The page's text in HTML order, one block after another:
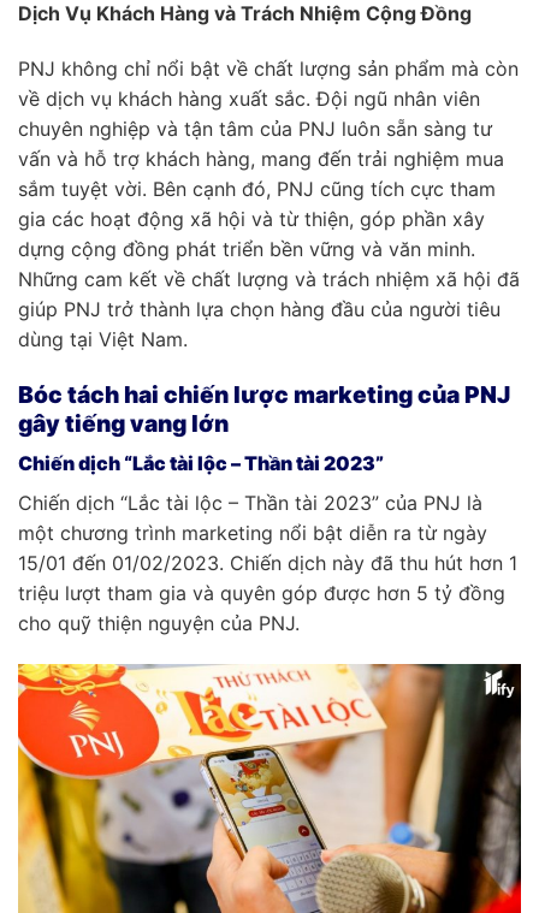
Dịch Vụ Khách Hàng và Trách Nhiệm Cộng Đồng
PNJ không chỉ nổi bật về chất lượng sản phẩm mà còn
về dịch vụ khách hàng xuất sắc. Đội ngũ nhân viên
chuyên nghiệp và tận tâm của PNJ luôn sẵn sàng tư
vấn và hỗ trợ khách hàng, mang đến trải nghiệm mua
sắm tuyệt vời. Bên cạnh đó, PNJ cũng tích cực tham
gia các hoạt động xã hội và từ thiện, góp phần xây
dựng cộng đồng phát triển bền vững và văn minh.
Những cam kết về chất lượng và trách nhiệm xã hội đã
giúp PNJ trở thành lựa chọn hàng đầu của người tiêu
dùng tại Việt Nam.
Bóc tách hai chiến lược marketing của PNJ
gây tiếng vang lớn
Chiến dịch “Lắc tài lộc – Thần tài 2023”
Chiến dịch “Lắc tài lộc – Thần tài 2023” của PNJ là
một chương trình marketing nổi bật diễn ra từ ngày
15/01 đến 01/02/2023. Chiến dịch này đã thu hút hơn 1
triệu lượt tham gia và quyên góp được hơn 5 tỷ đồng
cho quỹ thiện nguyện của PNJ.